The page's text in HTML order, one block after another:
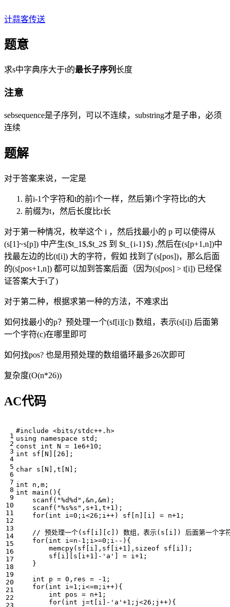
计蒜客传送
题意
求s中字典序大于t的最长子序列长度
注意
sebsequence是子序列，可以不连续，substring才是子串，必须
连续
题解
对于答案来说，一定是
前i-1个字符和t的前i个一样，然后第i个字符比t的大
前缀为t，然后长度比t长
对于第一种情况，枚举这个 i ，然后找最小的 p 可以使得从
(s[1]~s[p]) 中产生($t_1$,$t_2$ 到 $t_{i-1}$) ,然后在(s[p+1,n])中
找最左边的比(t[i]) 大的字符，假如 找到了(s[pos])，那么后面
的(s[pos+1,n]) 都可以加到答案后面（因为(s[pos] > t[i]) 已经保
证答案大于t了)
对于第二种，根据求第一种的方法，不难求出
如何找最小的p？预处理一个(sf[i][c]) 数组，表示(s[i]) 后面第
一个字符(c)在哪里即可
如何找pos? 也是用预处理的数组循环最多26次即可
复杂度(O(n*26))
AC代码
#include <bits/stdc++.h>
using
namespace std ;
const
int N = 1e6+10 ;
int
sf N 26 ];
char s N ], t N ];
int
n , m ;
int main (){
scanf ( "%d%d" , &n , &m);
scanf ( "%s%s" , s+1 , t+1 );
for( int i=0 ; i<26 ; i++) sf n i = n+1 ;
for( int i=n - 1 ; i>=0 ; i -- ){
memcpy( sf i ], sf i+1 ], sizeof sf i ]);
sf
i s i+1 - 'a' = i+1 ;
}
int
p = 0 , res = - 1 ;
for( int i=1 ; i<=m ; i++){
int
pos = n+1 ;
for( int j =t i - 'a' +1 ; j <26 ; j ++){